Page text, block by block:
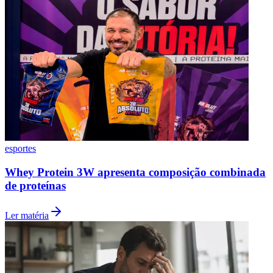
Botafogo
esportes
Whey Protein 3W apresenta composição combinada
de proteínas
Ler matéria